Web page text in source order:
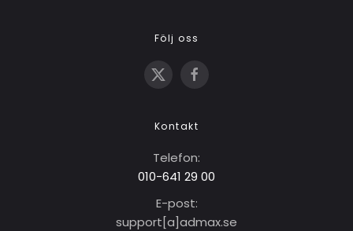
Följ oss
Kontakt
Telefon:
010-641 29 00
E-post:
support[a]admax.se